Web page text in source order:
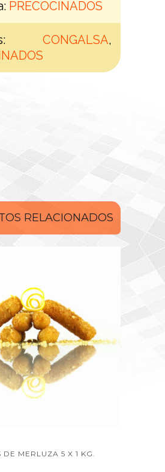
PRECOCINADOS
CONGALSA,
RELACIONADOS
DE MERLUZA 5 X 1 KG.